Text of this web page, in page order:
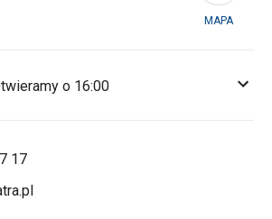
MAPA
o 16:00
17